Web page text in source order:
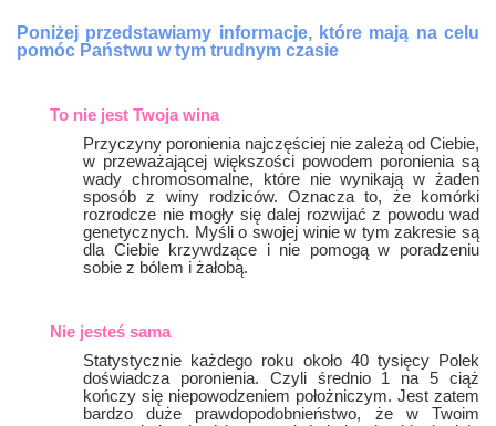
Poniżej przedstawiamy informacje, które mają na celu
pomóc Państwu w tym trudnym czasie
To nie jest Twoja wina
Przyczyny poronienia najczęściej nie zależą od Ciebie,
w przeważającej większości powodem poronienia są
wady chromosomalne, które nie wynikają w żaden
sposób z winy rodziców. Oznacza to, że komórki
rozrodcze nie mogły się dalej rozwijać z powodu wad
genetycznych. Myśli o swojej winie w tym zakresie są
dla Ciebie krzywdzące i nie pomogą w poradzeniu
sobie z bólem i żałobą.
Nie jesteś sama
Statystycznie każdego roku około 40 tysięcy Polek
doświadcza poronienia. Czyli średnio 1 na 5 ciąż
kończy się niepowodzeniem położniczym. Jest zatem
bardzo duże prawdopodobnieństwo, że w Twoim